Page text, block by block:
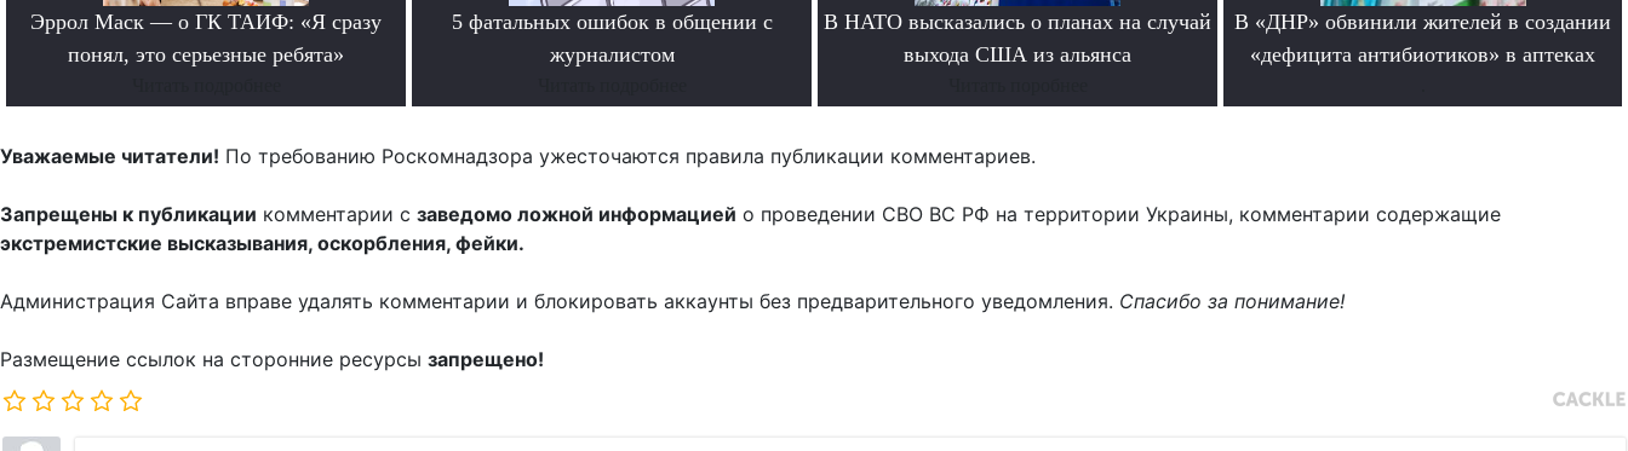
Эррол Маск — о ГК ТАИФ: «Я сразу
понял, это серьезные ребята»
5 фатальных ошибок в общении с
журналистом
В НАТО высказались о планах на случай
выхода США из альянса
В «ДНР» обвинили жителей в создании
«дефицита антибиотиков» в аптеках
Уважаемые читатели! По требованию Роскомнадзора ужесточаются правила публикации комментариев.
Запрещены к публикации комментарии с заведомо ложной информацией о проведении СВО ВС РФ на территории Украины, комментарии содержащие
экстремистские высказывания, оскорбления, фейки.
Администрация Сайта вправе удалять комментарии и блокировать аккаунты без предварительного уведомления. Спасибо за понимание!
Размещение ссылок на сторонние ресурсы запрещено!